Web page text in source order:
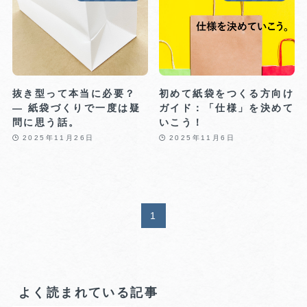
抜き型って本当に必要？
― 紙袋づくりで一度は疑
問に思う話。
2025年11月26日
初めて紙袋をつくる方向け
ガイド：「仕様」を決めて
いこう！
2025年11月6日
1
よく読まれている記事